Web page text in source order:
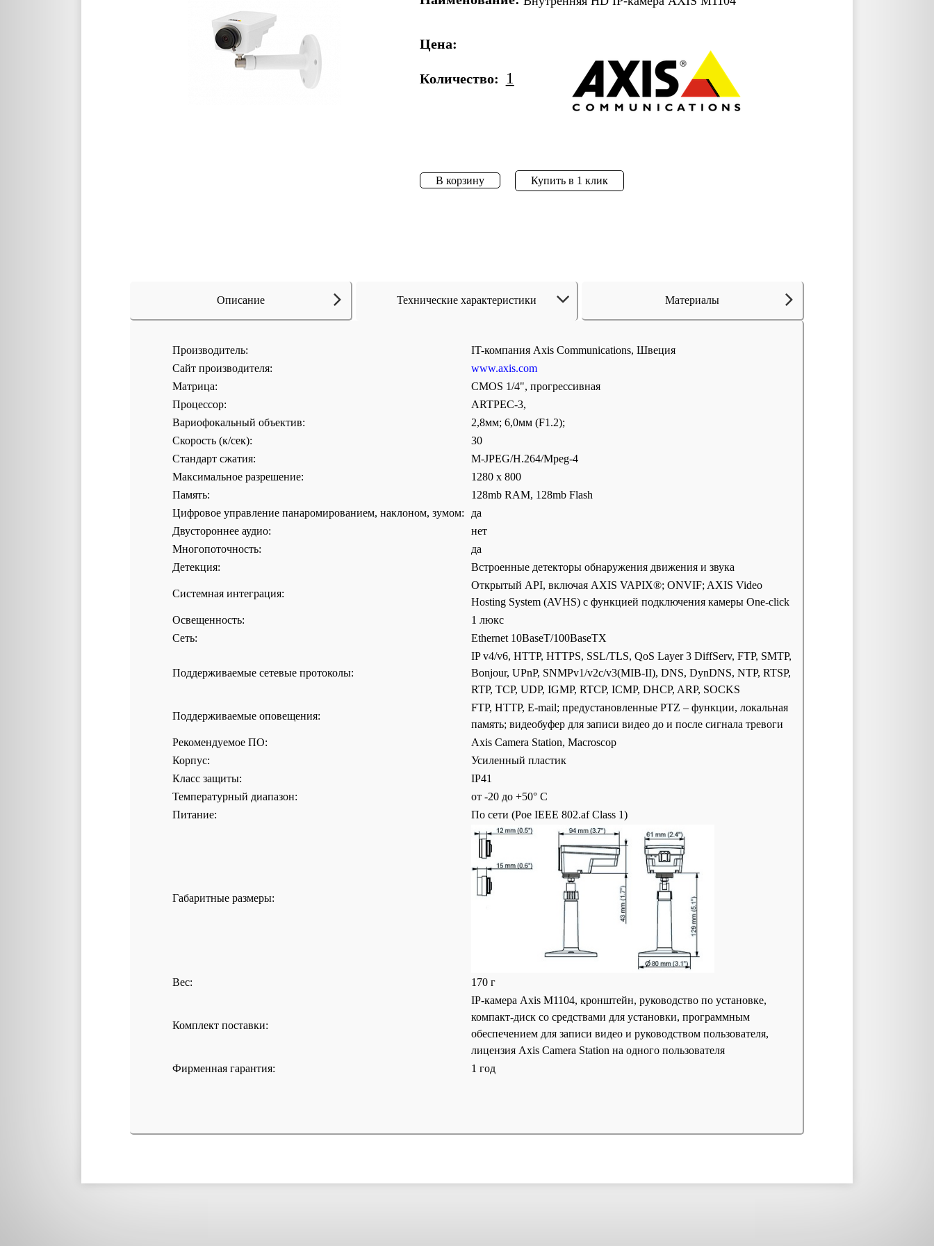
Цена:
Количество: 1
В корзину Купить в 1 клик
Описание Технические характеристики Материалы
Производитель:
IT-компания Axis Communications, Швеция
Сайт производителя:
www.axis.com
Матрица:
CMOS 1/4", прогрессивная
Процессор:
ARTPEC-3,
Вариофокальный объектив:
2,8мм; 6,0мм (F1.2);
Скорость (к/сек):
30
Стандарт сжатия:
M-JPEG/H.264/Mpeg-4
Максимальное разрешение:
1280 х 800
Память:
128mb RAM, 128mb Flash
Цифровое управление панаромированием, наклоном, зумом:
да
Двустороннее аудио:
нет
Многопоточность:
да
Детекция:
Встроенные детекторы обнаружения движения и звука
Системная интеграция:
Открытый API, включая AXIS VAPIX®; ONVIF; AXIS Video
Hosting System (AVHS) c функцией подключения камеры One-click
Освещенность:
1 люкс
Сеть:
Ethernet 10BaseT/100BaseTX
Поддерживаемые сетевые протоколы:
IP v4/v6, HTTP, HTTPS, SSL/TLS, QoS Layer 3 DiffServ, FTP, SMTP,
Bonjour, UPnP, SNMPv1/v2c/v3(MIB-II), DNS, DynDNS, NTP, RTSP,
RTP, TCP, UDP, IGMP, RTCP, ICMP, DHCP, ARP, SOCKS
Поддерживаемые оповещения:
FTP, HTTP, E-mail; предустановленные PTZ – функции, локальная
память; видеобуфер для записи видео до и после сигнала тревоги
Рекомендуемое ПО:
Axis Camera Station, Macroscop
Корпус:
Усиленный пластик
Класс защиты:
IP41
Температурный диапазон:
от -20 до +50° C
Питание:
По сети (Poe IEEE 802.af Class 1)
Габаритные размеры:
Вес: 170 г
Комплект поставки:
IP-камера Axis M1104, кронштейн, руководство по установке,
компакт-диск со средствами для установки, программным
обеспечением для записи видео и руководством пользователя,
лицензия Axis Camera Station на одного пользователя
Фирменная гарантия:
1 год